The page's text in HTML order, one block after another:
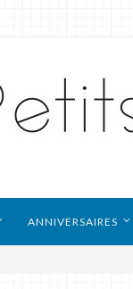
ANNIVERSAIRES